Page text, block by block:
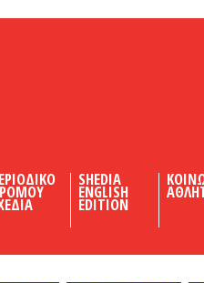
SHEDIA
ENGLISH
EDITION